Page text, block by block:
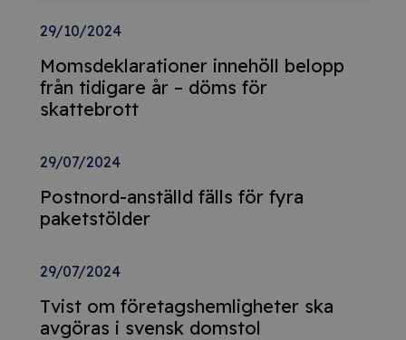
29/10/2024
Momsdeklarationer innehöll belopp
från tidigare år – döms för
skattebrott
29/07/2024
Postnord-anställd fälls för fyra
paketstölder
29/07/2024
Tvist om företagshemligheter ska
avgöras i svensk domstol